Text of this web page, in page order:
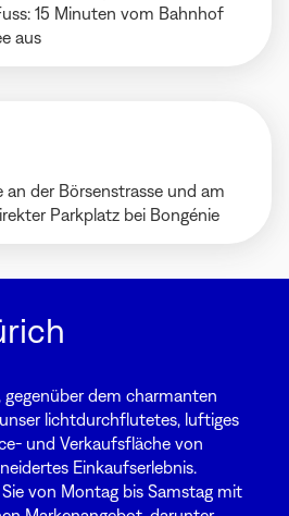
15 Minuten vom Bahnhof
aus
der Börsenstrasse und am
Parkplatz bei Bongénie
dem charmanten
lichtdurchflutetes, luftiges
und Verkaufsfläche von
Einkaufserlebnis.
von Montag bis Samstag mit